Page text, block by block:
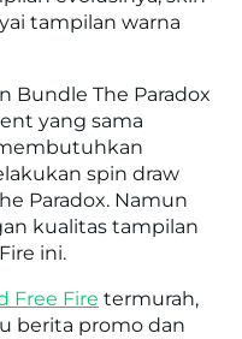
tampilan warna
Bundle The Paradox
yang sama
spin draw
Paradox. Namun
kualitas tampilan
ini.
Free Fire termurah,
berita promo dan